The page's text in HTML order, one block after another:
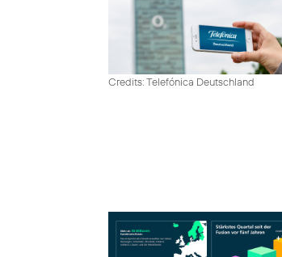
Credits: Telefónica Deutschland